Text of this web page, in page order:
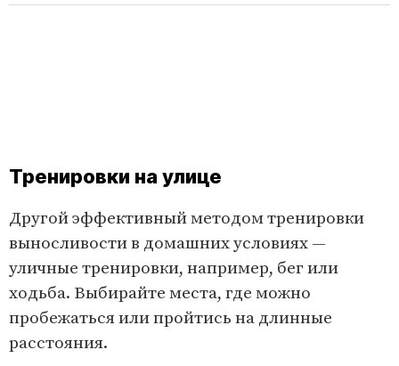
Тренировки на улице
Другой эффективный методом тренировки
выносливости в домашних условиях —
уличные тренировки, например, бег или
ходьба. Выбирайте места, где можно
пробежаться или пройтись на длинные
расстояния.